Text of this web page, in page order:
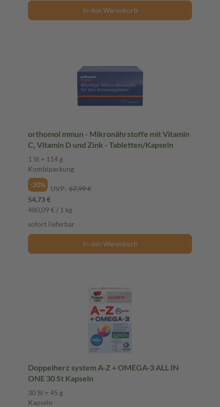
In den Warenkorb
orthomol mmun - Mikronährstoffe mit Vitamin
C, Vitamin D und Zink - Tabletten/Kapseln
1 St = 114 g
Kombipackung
-20%
UVP: 67,99 €
54,73 €
480,09 € / 1 kg
sofort lieferbar
In den Warenkorb
Doppelherz system A-Z + OMEGA-3 ALL IN
ONE 30 St Kapseln
30 St = 45 g
Kapseln